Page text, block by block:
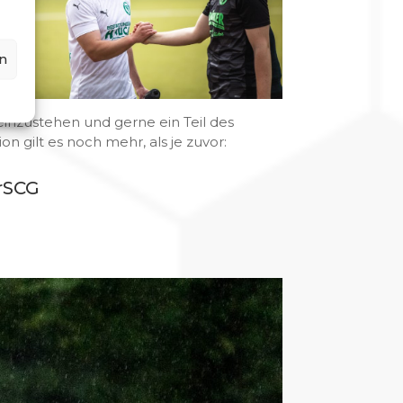
und gerne ein Teil des
gilt es noch mehr, als je zuvor: